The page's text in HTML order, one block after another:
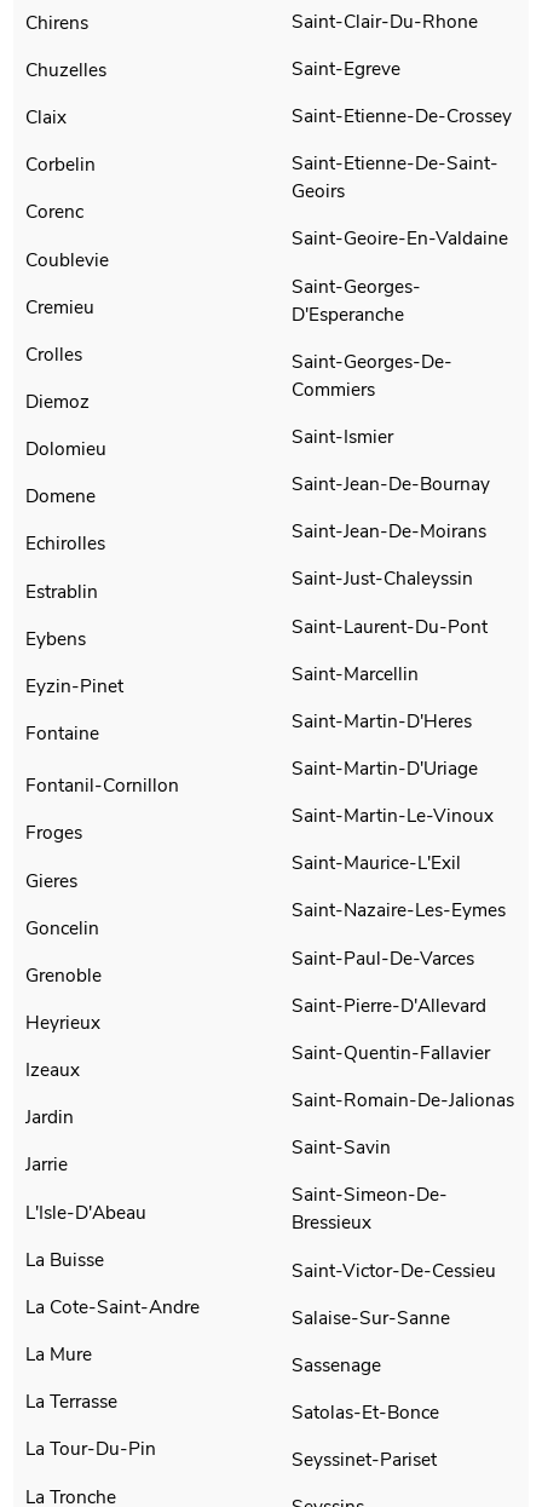
Chirens
Chuzelles
Claix
Corbelin
Corenc
Coublevie
Cremieu
Crolles
Diemoz
Dolomieu
Domene
Echirolles
Estrablin
Eybens
Eyzin-Pinet
Fontaine
Fontanil-Cornillon
Froges
Gieres
Goncelin
Grenoble
Heyrieux
Izeaux
Jardin
Jarrie
L'Isle-D'Abeau
La Buisse
La Cote-Saint-Andre
La Mure
La Terrasse
La Tour-Du-Pin
La Tronche
Saint-Clair-Du-Rhone
Saint-Egreve
Saint-Etienne-De-Crossey
Saint-Etienne-De-Saint-
Geoirs
Saint-Geoire-En-Valdaine
Saint-Georges-
D'Esperanche
Saint-Georges-De-
Commiers
Saint-Ismier
Saint-Jean-De-Bournay
Saint-Jean-De-Moirans
Saint-Just-Chaleyssin
Saint-Laurent-Du-Pont
Saint-Marcellin
Saint-Martin-D'Heres
Saint-Martin-D'Uriage
Saint-Martin-Le-Vinoux
Saint-Maurice-L'Exil
Saint-Nazaire-Les-Eymes
Saint-Paul-De-Varces
Saint-Pierre-D'Allevard
Saint-Quentin-Fallavier
Saint-Romain-De-Jalionas
Saint-Savin
Saint-Simeon-De-
Bressieux
Saint-Victor-De-Cessieu
Salaise-Sur-Sanne
Sassenage
Satolas-Et-Bonce
Seyssinet-Pariset